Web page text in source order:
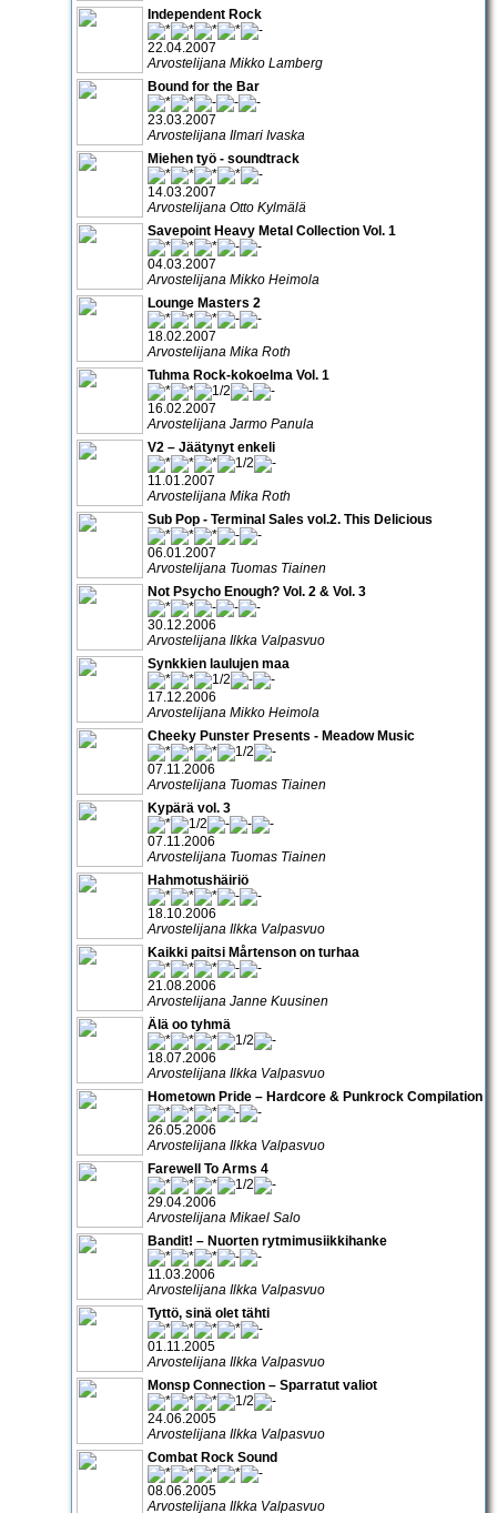
Independent Rock
22.04.2007
Arvostelijana Mikko Lamberg
Bound for the Bar
23.03.2007
Arvostelijana Ilmari Ivaska
Miehen työ - soundtrack
14.03.2007
Arvostelijana Otto Kylmälä
Savepoint Heavy Metal Collection Vol. 1
04.03.2007
Arvostelijana Mikko Heimola
Lounge Masters 2
18.02.2007
Arvostelijana Mika Roth
Tuhma Rock-kokoelma Vol. 1
16.02.2007
Arvostelijana Jarmo Panula
V2 – Jäätynyt enkeli
11.01.2007
Arvostelijana Mika Roth
Sub Pop - Terminal Sales vol.2. This Delicious
06.01.2007
Arvostelijana Tuomas Tiainen
Not Psycho Enough? Vol. 2 & Vol. 3
30.12.2006
Arvostelijana Ilkka Valpasvuo
Synkkien laulujen maa
17.12.2006
Arvostelijana Mikko Heimola
Cheeky Punster Presents - Meadow Music
07.11.2006
Arvostelijana Tuomas Tiainen
Kypärä vol. 3
07.11.2006
Arvostelijana Tuomas Tiainen
Hahmotushäiriö
18.10.2006
Arvostelijana Ilkka Valpasvuo
Kaikki paitsi Mårtenson on turhaa
21.08.2006
Arvostelijana Janne Kuusinen
Älä oo tyhmä
18.07.2006
Arvostelijana Ilkka Valpasvuo
Hometown Pride – Hardcore & Punkrock Compilation
26.05.2006
Arvostelijana Ilkka Valpasvuo
Farewell To Arms 4
29.04.2006
Arvostelijana Mikael Salo
Bandit! – Nuorten rytmimusiikkihanke
11.03.2006
Arvostelijana Ilkka Valpasvuo
Tyttö, sinä olet tähti
01.11.2005
Arvostelijana Ilkka Valpasvuo
Monsp Connection – Sparratut valiot
24.06.2005
Arvostelijana Ilkka Valpasvuo
Combat Rock Sound
08.06.2005
Arvostelijana Ilkka Valpasvuo